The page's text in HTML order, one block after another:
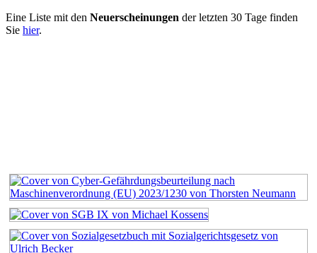
Eine Liste mit den Neuerscheinungen der letzten 30 Tage finden
Sie hier.